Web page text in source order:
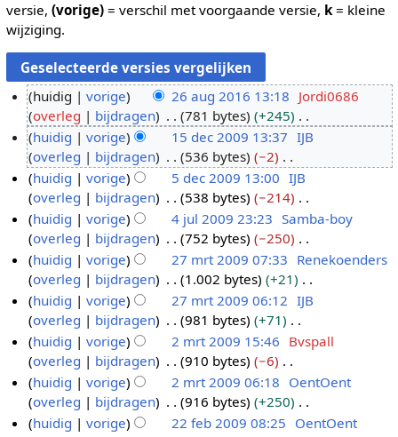
versie, (vorige)= verschil met voorgaande versie, k= kleine
wijziging.
6
u
2
1
huidig vorige 26 aug 2016 13:18 Jordi0686
overleg
bijdragen 781 bytes
+245
G
e
e
n
b
e
w
e
r
k
i
n
g
s
s
a
5
e
2
0
huidig vorige 15 dec 2009 13:37 IJB
overleg
bijdragen 536 bytes
−2
G
e
e
n
b
e
w
e
r
k
i
n
g
s
d
c
0
9
huidig vorige 5 dec 2009 13:00 IJB
overleg
bijdragen 538 bytes
−214
G
e
e
n
b
e
w
e
r
k
i
n
0
9
huidig vorige 4 jul 2009 23:23 Samba-boy
overleg
bijdragen 752 bytes
−250
G
e
e
n
b
e
w
e
r
k
7
2
0
huidig vorige 27 mrt 2009 07:33 Renekoenders
overleg
bijdragen 1.002 bytes
+21
G
e
e
n
b
e
w
huidig vorige 27 mrt 2009 06:12 IJB
overleg
bijdragen 981 bytes
+71
G
e
e
n
b
m
huidig vorige 2 mrt 2009 15:46 Bvspall
overleg
bijdragen 910 bytes
−6
G
e
e
huidig vorige 2 mrt 2009 06:18 OentOent
overleg
bijdragen 916 bytes
+250
Ghuidig vorige 22 feb 2009 08:25 OentOent